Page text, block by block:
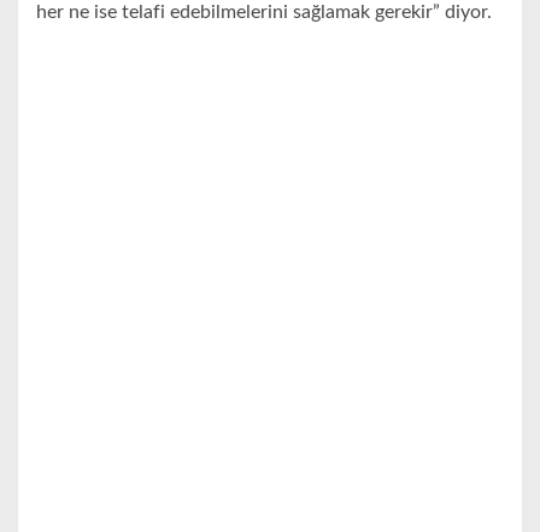
her ne ise telafi edebilmelerini sağlamak gerekir” diyor.